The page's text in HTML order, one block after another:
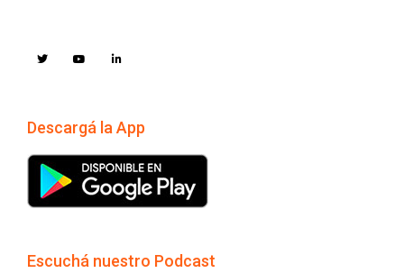
Descargá la App
Escuchá nuestro Podcast